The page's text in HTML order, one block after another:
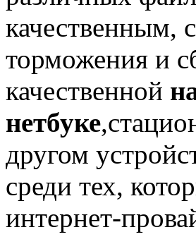
качественным,
торможения и
качественной
нетбуке
другом
среди тех,
интернет-